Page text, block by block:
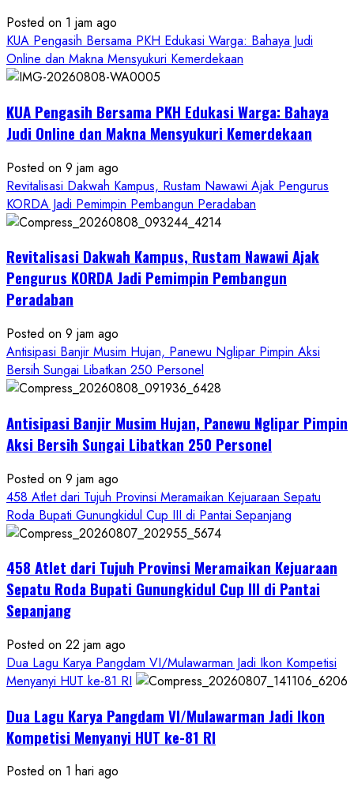
Posted on 1 jam ago
KUA Pengasih Bersama PKH Edukasi Warga: Bahaya Judi
Online dan Makna Mensyukuri Kemerdekaan
KUA Pengasih Bersama PKH Edukasi Warga: Bahaya
Judi Online dan Makna Mensyukuri Kemerdekaan
Posted on 9 jam ago
Revitalisasi Dakwah Kampus, Rustam Nawawi Ajak Pengurus
KORDA Jadi Pemimpin Pembangun Peradaban
Revitalisasi Dakwah Kampus, Rustam Nawawi Ajak
Pengurus KORDA Jadi Pemimpin Pembangun
Peradaban
Posted on 9 jam ago
Antisipasi Banjir Musim Hujan, Panewu Nglipar Pimpin Aksi
Bersih Sungai Libatkan 250 Personel
Antisipasi Banjir Musim Hujan, Panewu Nglipar Pimpin
Aksi Bersih Sungai Libatkan 250 Personel
Posted on 9 jam ago
458 Atlet dari Tujuh Provinsi Meramaikan Kejuaraan Sepatu
Roda Bupati Gunungkidul Cup III di Pantai Sepanjang
458 Atlet dari Tujuh Provinsi Meramaikan Kejuaraan
Sepatu Roda Bupati Gunungkidul Cup III di Pantai
Sepanjang
Posted on 22 jam ago
Dua Lagu Karya Pangdam VI/Mulawarman Jadi Ikon Kompetisi
Menyanyi HUT ke-81 RI
Dua Lagu Karya Pangdam VI/Mulawarman Jadi Ikon
Kompetisi Menyanyi HUT ke-81 RI
Posted on 1 hari ago